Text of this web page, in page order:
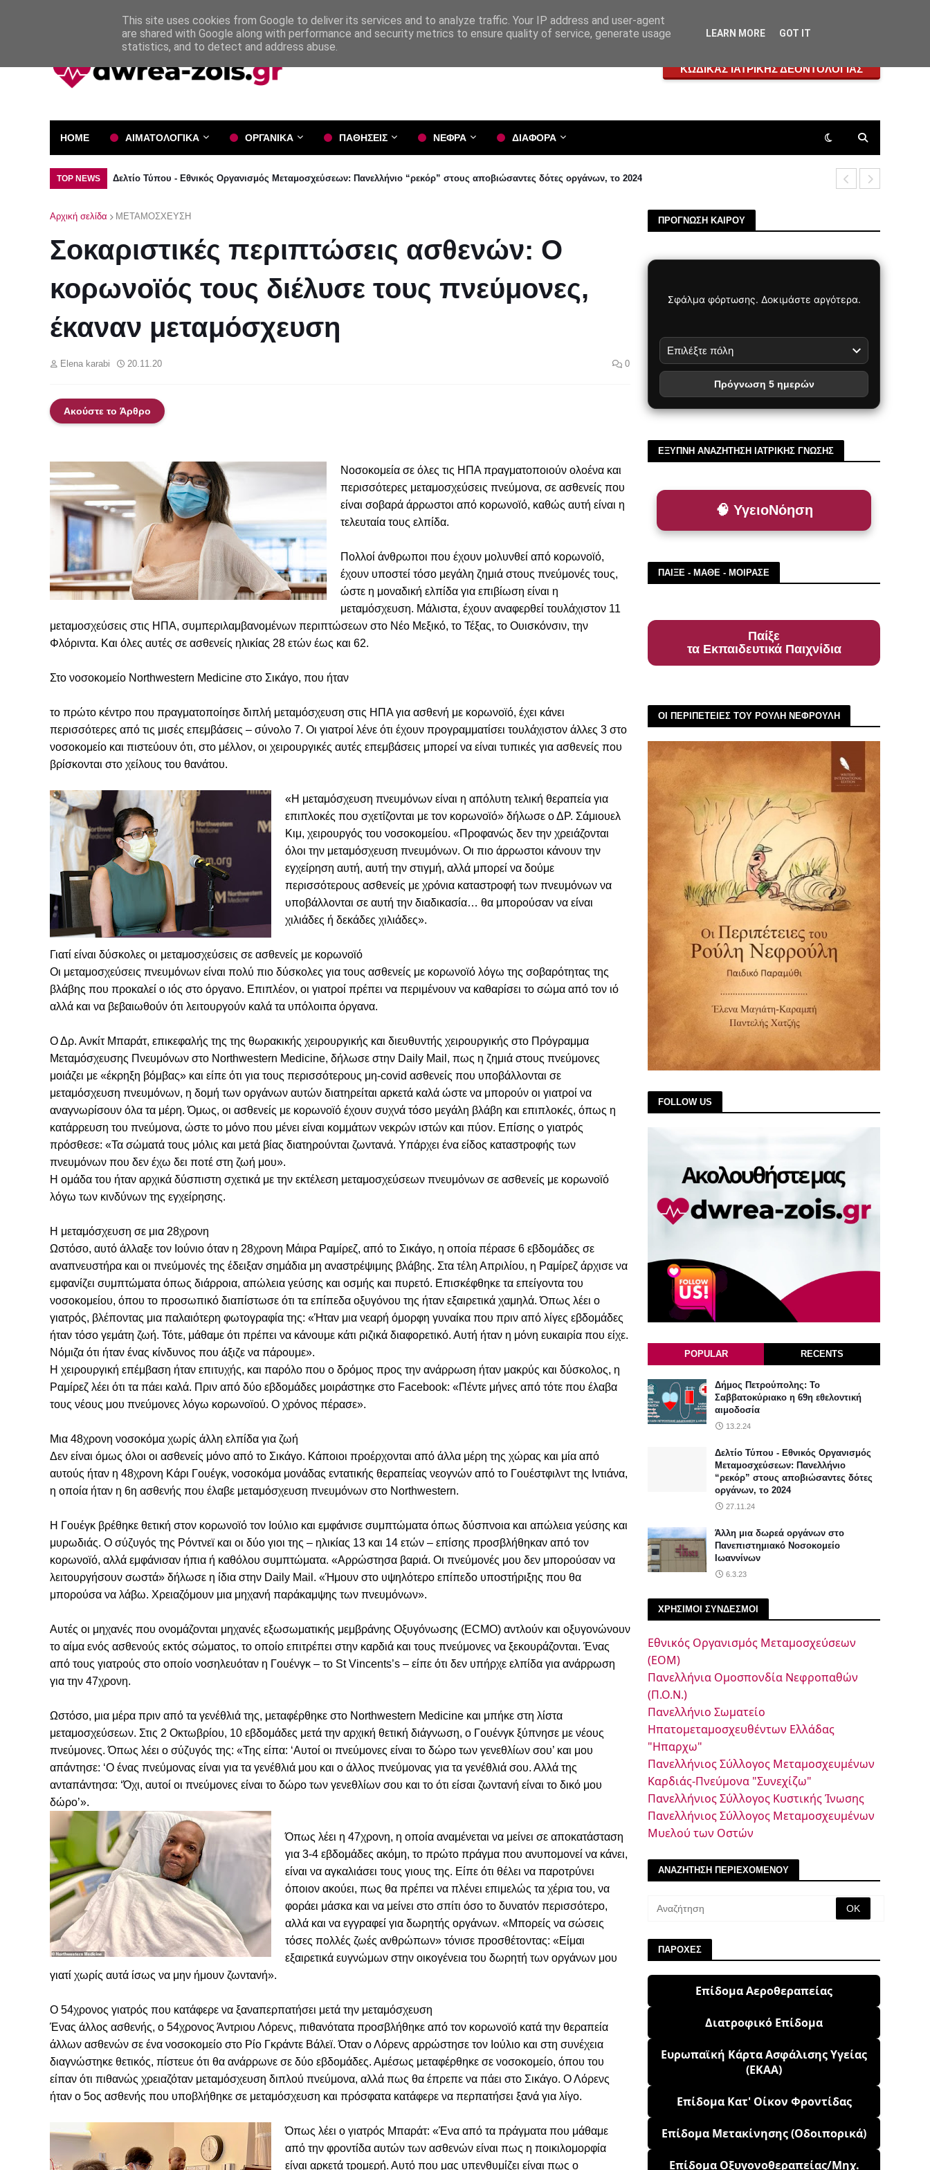
ΚΩΔΙΚΑΣ ΙΑΤΡΙΚΗΣ ΔΕΟΝΤΟΛΟΓΙΑΣ
HOME ΑΙΜΑΤΟΛΟΓΙΚΑ ΟΡΓΑΝΙΚΑ ΠΑΘΗΣΕΙΣ ΝΕΦΡΑ ΔΙΑΦΟΡΑ
TOP NEWS Δελτίο Τύπου - Εθνικός Οργανισμός Μεταμοσχεύσεων: Πανελλήνιο “ρεκόρ” στους αποβιώσαντες δότες οργάνων, το 2024
Αρχική σελίδα ΜΕΤΑΜΟΣΧΕΥΣΗ
Σοκαριστικές περιπτώσεις ασθενών: Ο
κορωνοϊός τους διέλυσε τους πνεύμονες,
έκαναν μεταμόσχευση
Elena karabi 20.11.20 0
Ακούστε το Άρθρο
Νοσοκομεία σε όλες τις ΗΠΑ πραγματοποιούν ολοένα και
περισσότερες μεταμοσχεύσεις πνεύμονα, σε ασθενείς που
είναι σοβαρά άρρωστοι από κορωνοϊό, καθώς αυτή είναι η
τελευταία τους ελπίδα.
Πολλοί άνθρωποι που έχουν μολυνθεί από κορωνοϊό,
έχουν υποστεί τόσο μεγάλη ζημιά στους πνεύμονές τους,
ώστε η μοναδική ελπίδα για επιβίωση είναι η
μεταμόσχευση. Μάλιστα, έχουν αναφερθεί τουλάχιστον 11
μεταμοσχεύσεις στις ΗΠΑ, συμπεριλαμβανομένων περιπτώσεων στο Νέο Μεξικό, το Τέξας, το Ουισκόνσιν, την
Φλόριντα. Και όλες αυτές σε ασθενείς ηλικίας 28 ετών έως και 62.
Στο νοσοκομείο Northwestern Medicine στο Σικάγο, που ήταν
το πρώτο κέντρο που πραγματοποίησε διπλή μεταμόσχευση στις ΗΠΑ για ασθενή με κορωνοϊό, έχει κάνει
περισσότερες από τις μισές επεμβάσεις – σύνολο 7. Οι γιατροί λένε ότι έχουν προγραμματίσει τουλάχιστον άλλες 3 στο
νοσοκομείο και πιστεύουν ότι, στο μέλλον, οι χειρουργικές αυτές επεμβάσεις μπορεί να είναι τυπικές για ασθενείς που
βρίσκονται στο χείλους του θανάτου.
«Η μεταμόσχευση πνευμόνων είναι η απόλυτη τελική θεραπεία για
επιπλοκές που σχετίζονται με τον κορωνοϊό» δήλωσε ο ΔΡ. Σάμιουελ
Κιμ, χειρουργός του νοσοκομείου. «Προφανώς δεν την χρειάζονται
όλοι την μεταμόσχευση πνευμόνων. Οι πιο άρρωστοι κάνουν την
εγχείρηση αυτή, αυτή την στιγμή, αλλά μπορεί να δούμε
περισσότερους ασθενείς με χρόνια καταστροφή των πνευμόνων να
υποβάλλονται σε αυτή την διαδικασία… θα μπορούσαν να είναι
χιλιάδες ή δεκάδες χιλιάδες».
Γιατί είναι δύσκολες οι μεταμοσχεύσεις σε ασθενείς με κορωνοϊό
Οι μεταμοσχεύσεις πνευμόνων είναι πολύ πιο δύσκολες για τους ασθενείς με κορωνοϊό λόγω της σοβαρότητας της
βλάβης που προκαλεί ο ιός στο όργανο. Επιπλέον, οι γιατροί πρέπει να περιμένουν να καθαρίσει το σώμα από τον ιό
αλλά και να βεβαιωθούν ότι λειτουργούν καλά τα υπόλοιπα όργανα.
Ο Δρ. Ανκίτ Μπαράτ, επικεφαλής της της θωρακικής χειρουργικής και διευθυντής χειρουργικής στο Πρόγραμμα
Μεταμόσχευσης Πνευμόνων στο Northwestern Medicine, δήλωσε στην Daily Mail, πως η ζημιά στους πνεύμονες
μοιάζει με «έκρηξη βόμβας» και είπε ότι για τους περισσότερους μη-covid ασθενείς που υποβάλλονται σε
μεταμόσχευση πνευμόνων, η δομή των οργάνων αυτών διατηρείται αρκετά καλά ώστε να μπορούν οι γιατροί να
αναγνωρίσουν όλα τα μέρη. Όμως, οι ασθενείς με κορωνοϊό έχουν συχνά τόσο μεγάλη βλάβη και επιπλοκές, όπως η
κατάρρευση του πνεύμονα, ώστε το μόνο που μένει είναι κομμάτων νεκρών ιστών και πύον. Επίσης ο γιατρός
πρόσθεσε: «Τα σώματά τους μόλις και μετά βίας διατηρούνται ζωντανά. Υπάρχει ένα είδος καταστροφής των
πνευμόνων που δεν έχω δει ποτέ στη ζωή μου».
Η ομάδα του ήταν αρχικά δύσπιστη σχετικά με την εκτέλεση μεταμοσχεύσεων πνευμόνων σε ασθενείς με κορωνοϊό
λόγω των κινδύνων της εγχείρησης.
Η μεταμόσχευση σε μια 28χρονη
Ωστόσο, αυτό άλλαξε τον Ιούνιο όταν η 28χρονη Μάιρα Ραμίρεζ, από το Σικάγο, η οποία πέρασε 6 εβδομάδες σε
αναπνευστήρα και οι πνεύμονές της έδειξαν σημάδια μη αναστρέψιμης βλάβης. Στα τέλη Απριλίου, η Ραμίρεζ άρχισε να
εμφανίζει συμπτώματα όπως διάρροια, απώλεια γεύσης και οσμής και πυρετό. Επισκέφθηκε τα επείγοντα του
νοσοκομείου, όπου το προσωπικό διαπίστωσε ότι τα επίπεδα οξυγόνου της ήταν εξαιρετικά χαμηλά. Όπως λέει ο
γιατρός, βλέποντας μια παλαιότερη φωτογραφία της: «Ήταν μια νεαρή όμορφη γυναίκα που πριν από λίγες εβδομάδες
ήταν τόσο γεμάτη ζωή. Τότε, μάθαμε ότι πρέπει να κάνουμε κάτι ριζικά διαφορετικό. Αυτή ήταν η μόνη ευκαιρία που είχε.
Νόμιζα ότι ήταν ένας κίνδυνος που άξιζε να πάρουμε».
Η χειρουργική επέμβαση ήταν επιτυχής, και παρόλο που ο δρόμος προς την ανάρρωση ήταν μακρύς και δύσκολος, η
Ραμίρεζ λέει ότι τα πάει καλά. Πριν από δύο εβδομάδες μοιράστηκε στο Facebook: «Πέντε μήνες από τότε που έλαβα
τους νέους μου πνεύμονες λόγω κορωνοϊού. Ο χρόνος πέρασε».
Μια 48χρονη νοσοκόμα χωρίς άλλη ελπίδα για ζωή
Δεν είναι όμως όλοι οι ασθενείς μόνο από το Σικάγο. Κάποιοι προέρχονται από άλλα μέρη της χώρας και μία από
αυτούς ήταν η 48χρονη Κάρι Γουέγκ, νοσοκόμα μονάδας εντατικής θεραπείας νεογνών από το Γουέστφιλντ της Ιντιάνα,
η οποία ήταν η 6η ασθενής που έλαβε μεταμόσχευση πνευμόνων στο Northwestern.
Η Γουέγκ βρέθηκε θετική στον κορωνοϊό τον Ιούλιο και εμφάνισε συμπτώματα όπως δύσπνοια και απώλεια γεύσης και
μυρωδιάς. Ο σύζυγός της Ρόντνεϊ και οι δύο γιοι της – ηλικίας 13 και 14 ετών – επίσης προσβλήθηκαν από τον
κορωνοϊό, αλλά εμφάνισαν ήπια ή καθόλου συμπτώματα. «Αρρώστησα βαριά. Οι πνεύμονές μου δεν μπορούσαν να
λειτουργήσουν σωστά» δήλωσε η ίδια στην Daily Mail. «Ήμουν στο υψηλότερο επίπεδο υποστήριξης που θα
μπορούσα να λάβω. Χρειαζόμουν μια μηχανή παράκαμψης των πνευμόνων».
Αυτές οι μηχανές που ονομάζονται μηχανές εξωσωματικής μεμβράνης Οξυγόνωσης (ECMO) αντλούν και οξυγονώνουν
το αίμα ενός ασθενούς εκτός σώματος, το οποίο επιτρέπει στην καρδιά και τους πνεύμονες να ξεκουράζονται. Ένας
από τους γιατρούς στο οποίο νοσηλευόταν η Γουένγκ – το St Vincents’s – είπε ότι δεν υπήρχε ελπίδα για ανάρρωση
για την 47χρονη.
Ωστόσο, μια μέρα πριν από τα γενέθλιά της, μεταφέρθηκε στο Northwestern Medicine και μπήκε στη λίστα
μεταμοσχεύσεων. Στις 2 Οκτωβρίου, 10 εβδομάδες μετά την αρχική θετική διάγνωση, ο Γουένγκ ξύπνησε με νέους
πνεύμονες. Όπως λέει ο σύζυγός της: «Της είπα: ‘Αυτοί οι πνεύμονες είναι το δώρο των γενεθλίων σου’ και μου
απάντησε: ‘Ο ένας πνεύμονας είναι για τα γενέθλιά μου και ο άλλος πνεύμονας για τα γενέθλιά σου. Αλλά της
ανταπάντησα: ‘Όχι, αυτοί οι πνεύμονες είναι το δώρο των γενεθλίων σου και το ότι είσαι ζωντανή είναι το δικό μου
δώρο’».
Όπως λέει η 47χρονη, η οποία αναμένεται να μείνει σε αποκατάσταση
για 3-4 εβδομάδες ακόμη, το πρώτο πράγμα που ανυπομονεί να κάνει,
είναι να αγκαλιάσει τους γιους της. Είπε ότι θέλει να παροτρύνει
όποιον ακούει, πως θα πρέπει να πλένει επιμελώς τα χέρια του, να
φοράει μάσκα και να μείνει στο σπίτι όσο το δυνατόν περισσότερο,
αλλά και να εγγραφεί για δωρητής οργάνων. «Μπορείς να σώσεις
τόσες πολλές ζωές ανθρώπων» τόνισε προσθέτοντας: «Είμαι
εξαιρετικά ευγνώμων στην οικογένεια του δωρητή των οργάνων μου
γιατί χωρίς αυτά ίσως να μην ήμουν ζωντανή».
Ο 54χρονος γιατρός που κατάφερε να ξαναπερπατήσει μετά την μεταμόσχευση
Ένας άλλος ασθενής, ο 54χρονος Άντριου Λόρενς, πιθανότατα προσβλήθηκε από τον κορωνοϊό κατά την θεραπεία
άλλων ασθενών σε ένα νοσοκομείο στο Ρίο Γκράντε Βάλεϊ. Όταν ο Λόρενς αρρώστησε τον Ιούλιο και στη συνέχεια
διαγνώστηκε θετικός, πίστευε ότι θα ανάρρωνε σε δύο εβδομάδες. Αμέσως μεταφέρθηκε σε νοσοκομείο, όπου του
είπαν ότι πιθανώς χρειαζόταν μεταμόσχευση διπλού πνεύμονα, αλλά πως θα έπρεπε να πάει στο Σικάγο. Ο Λόρενς
ήταν ο 5ος ασθενής που υποβλήθηκε σε μεταμόσχευση και πρόσφατα κατάφερε να περπατήσει ξανά για λίγο.
Όπως λέει ο γιατρός Μπαράτ: «Ένα από τα πράγματα που μάθαμε
από την φροντίδα αυτών των ασθενών είναι πως η ποικιλομορφία
είναι αρκετά τρομερή. Αυτό που μας υπενθυμίζει είναι πως ο
ΠΡΟΓΝΩΣΗ ΚΑΙΡΟΥ
Σφάλμα φόρτωσης. Δοκιμάστε αργότερα.
Πρόγνωση 5 ημερών
ΕΞΥΠΝΗ ΑΝΑΖΗΤΗΣΗ ΙΑΤΡΙΚΗΣ ΓΝΩΣΗΣ
🧠 ΥγειοΝόηση
ΠΑΙΞΕ - ΜΑΘΕ - ΜΟΙΡΑΣΕ
Παίξε
τα Εκπαιδευτικά Παιχνίδια
ΟΙ ΠΕΡΙΠΕΤΕΙΕΣ ΤΟΥ ΡΟΥΛΗ ΝΕΦΡΟΥΛΗ
FOLLOW US
POPULAR RECENTS
Δήμος Πετρούπολης: Το
Σαββατοκύριακο η 69η εθελοντική
αιμοδοσία
13.2.24
Δελτίο Τύπου - Εθνικός Οργανισμός
Μεταμοσχεύσεων: Πανελλήνιο
“ρεκόρ” στους αποβιώσαντες δότες
οργάνων, το 2024
27.11.24
Άλλη μια δωρεά οργάνων στο
Πανεπιστημιακό Νοσοκομείο
Ιωαννίνων
6.3.23
ΧΡΗΣΙΜΟΙ ΣΥΝΔΕΣΜΟΙ
Εθνικός Οργανισμός Μεταμοσχεύσεων
(ΕΟΜ)
Πανελλήνια Ομοσπονδία Νεφροπαθών
(Π.Ο.Ν.)
Πανελλήνιο Σωματείο
Ηπατομεταμοσχευθέντων Ελλάδας
"Ηπαρχω"
Πανελλήνιος Σύλλογος Μεταμοσχευμένων
Καρδιάς-Πνεύμονα "Συνεχίζω"
Πανελλήνιος Σύλλογος Κυστικής Ίνωσης
Πανελλήνιος Σύλλογος Μεταμοσχευμένων
Μυελού των Οστών
ΑΝΑΖΗΤΗΣΗ ΠΕΡΙΕΧΟΜΕΝΟΥ
ΠΑΡΟΧΕΣ
Επίδομα Αεροθεραπείας
Διατροφικό Επίδομα
Ευρωπαϊκή Κάρτα Ασφάλισης Υγείας
(ΕΚΑΑ)
Επίδομα Κατ' Οίκον Φροντίδας
Επίδομα Μετακίνησης (Οδοιπορικά)
Επίδομα Οξυγονοθεραπείας/Μηχ.
This site uses cookies from Google to deliver its services and to analyze traffic. Your IP address and user-agent
are shared with Google along with performance and security metrics to ensure quality of service, generate usage
statistics, and to detect and address abuse.
LEARN MORE GOT IT